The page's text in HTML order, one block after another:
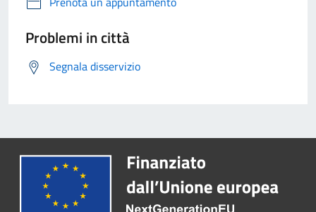
Problemi in città
Segnala disservizio